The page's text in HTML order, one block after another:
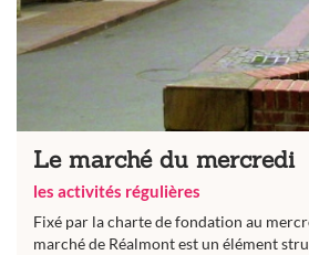
Le marché du mercredi
les activités régulières
Fixé par la charte de fondation au
marché de Réalmont est un élément